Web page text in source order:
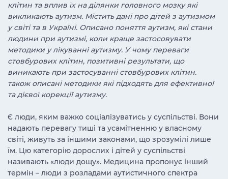
клітин та вплив їх на ділянки головного мозку які
викликають аутизм. Містить дані про дітей з аутизмом
у світі та в Україні. Описано поняття аутизм, які стани
людини при аутизмі, коли краще застосовувати
методики у лікуванні аутизму. У чому переваги
стовбурових клітин, позитивні результати, що
виникають при застосуванні стовбурових клітин.
також описані методики які підходять для ефективної
та дієвої корекції аутизму.
Є люди, яким важко соціалізуватись у суспільстві. Вони
надають перевагу тиші та усамітненню у власному
світі, живуть за іншими законами, що зрозумілі лише
їм. Цю категорію дорослих і дітей у суспільстві
називають «люди дощу». Медицина пропонує інший
термін – люди з розладами аутистичного спектра